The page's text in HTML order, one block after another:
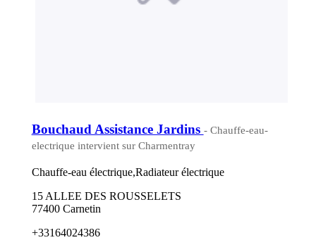
Bouchaud Assistance Jardins - Chauffe-eau-
electrique intervient sur Charmentray
Chauffe-eau électrique,Radiateur électrique
15 ALLEE DES ROUSSELETS
77400 Carnetin
+33164024386